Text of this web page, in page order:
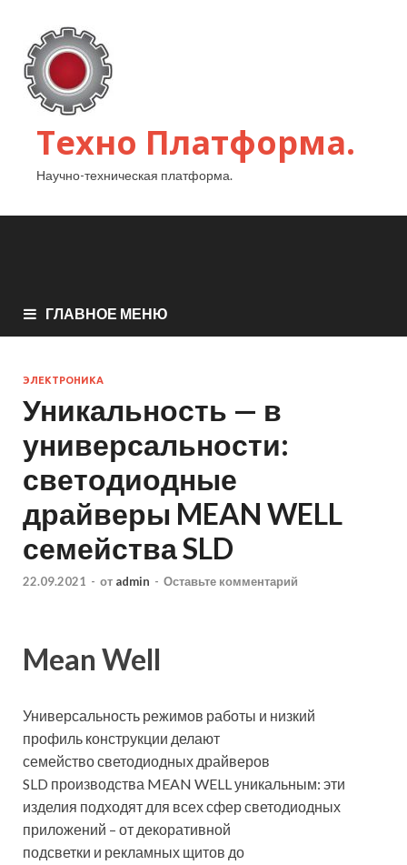
Техно Платформа.
Научно-техническая платформа.
ГЛАВНОЕ МЕНЮ
ЭЛЕКТРОНИКА
Уникальность — в
универсальности:
светодиодные
драйверы MEAN WELL
семейства SLD
22.09.2021 - от admin - Оставьте комментарий
Mean Well
Универсальность режимов работы и низкий
профиль конструкции делают
семейство светодиодных драйверов
SLD производства MEAN WELL уникальным: эти
изделия подходят для всех сфер светодиодных
приложений – от декоративной
подсветки и рекламных щитов до